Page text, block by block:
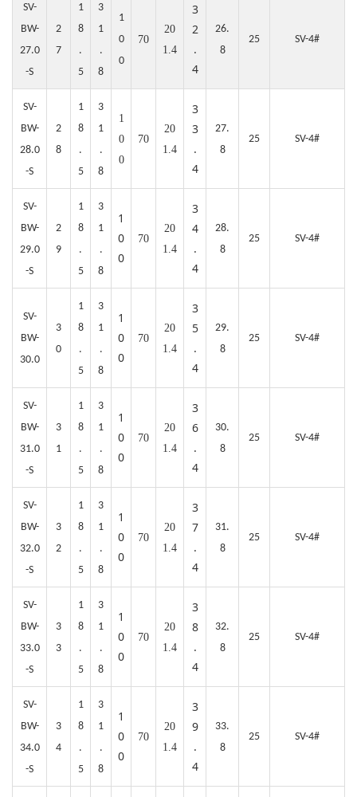
SV-
BW-
27.0
-S
2
7
1
8
.
5
3
1
.
8
1
0
0
70
20
1.4
3
2
.
4
26.
8
25 SV-4#
SV-
BW-
28.0
-S
2
8
1
8
.
5
3
1
.
8
1
0
0
70
20
1.4
3
3
.
4
27.
8
25 SV-4#
SV-
BW-
29.0
-S
2
9
1
8
.
5
3
1
.
8
1
0
0
70
20
1.4
3
4
.
4
28.
8
25 SV-4#
SV-
BW-
30.0
3
0
1
8
.
5
3
1
.
8
1
0
0
70
20
1.4
3
5
.
4
29.
8
25 SV-4#
SV-
BW-
31.0
-S
3
1
1
8
.
5
3
1
.
8
1
0
0
70
20
1.4
3
6
.
4
30.
8
25 SV-4#
SV-
BW-
32.0
-S
3
2
1
8
.
5
3
1
.
8
1
0
0
70
20
1.4
3
7
.
4
31.
8
25 SV-4#
SV-
BW-
33.0
-S
3
3
1
8
.
5
3
1
.
8
1
0
0
70
20
1.4
3
8
.
4
32.
8
25 SV-4#
SV-
BW-
34.0
-S
3
4
1
8
.
5
3
1
.
8
1
0
0
70
20
1.4
3
9
.
4
33.
8
25 SV-4#